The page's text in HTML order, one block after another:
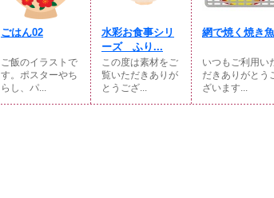
ごはん02
ご飯のイラストで
す。ポスターやち
らし、パ...
水彩お食事シリ
ーズ ふり...
この度は素材をご
覧いただきありが
とうござ...
網で焼く焼き魚
いつもご利用い
だきありがとう
ざいます...